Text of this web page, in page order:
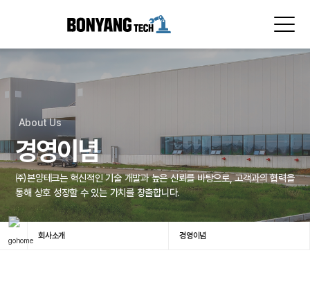
About Us
경영이념
㈜본양테크는 혁신적인 기술 개발과 높은 신뢰를 바탕으로, 고객과의 협력을
통해 상호 성장할 수 있는 가치를 창출합니다.
회사소개 경영이념